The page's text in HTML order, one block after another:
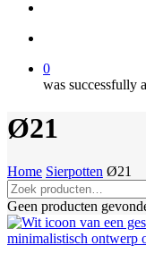
0
was successfully
Ø21
Home Sierpotten Ø21
Zoeken
naar:
Geen producten